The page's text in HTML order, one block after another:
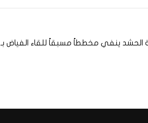
ينفي مخططاً مسبقاً للقاء الفياض بـ